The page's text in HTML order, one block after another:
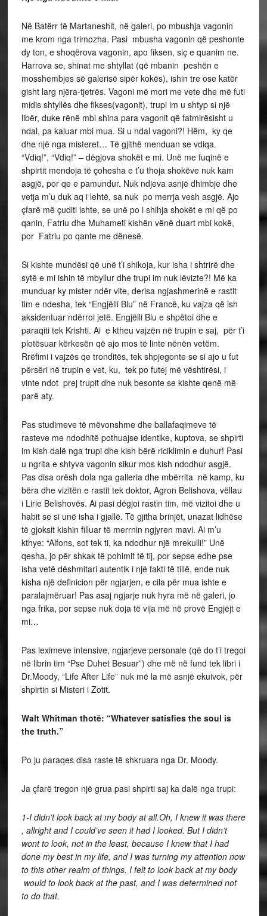
Në Batërr të Martaneshit, në galeri, po mbushja vagonin
me krom nga trimozha. Pasi mbusha vagonin që peshonte
dy ton, e shoqërova vagonin, apo fiksen, siç e quanim ne.
Harrova se, shinat me shtyllat (që mbanin peshën e
mosshembjes së galerisë sipër kokës), ishin tre ose katër
gisht larg njëra-tjetrës. Vagoni më mori me vete dhe më futi
midis shtyllës dhe fikses(vagonit), trupi im u shtyp si një
libër, duke rënë mbi shina para vagonit që fatmirësisht u
ndal, pa kaluar mbi mua. Si u ndal vagoni?! Hëm, ky qe
dhe një nga misteret… Të gjithë menduan se vdiqa.
“Vdiq!”, “Vdiq!” – dëgjova shokët e mi. Unë me fuqinë e
shpirtit mendoja të çohesha e t’u thoja shokëve nuk kam
asgjë, por qe e pamundur. Nuk ndjeva asnjë dhimbje dhe
vetja m’u duk aq i lehtë, sa nuk po merrja vesh asgjë. Ajo
çfarë më çuditi ishte, se unë po i shihja shokët e mi që po
qanin, Fatriu dhe Muhameti kishën vënë duart mbi kokë,
por Fatriu po qante me dënesë.
Si kishte mundësi që unë t’i shikoja, kur isha i shtrirë dhe
sytë e mi ishin të mbyllur dhe trupi im nuk lëvizte?! Më ka
munduar ky mister ndër vite, derisa ngjashmerinë e rastit
tim e ndesha, tek “Engjëlli Blu” në Francë, ku vajza që ish
aksidentuar ndërroi jetë. Engjëlli Blu e shpëtoi dhe e
paraqiti tek Krishti. Ai e ktheu vajzën në trupin e saj, për t’i
plotësuar kërkesën që ajo mos të linte nënën vetëm.
Rrëfimi i vajzës qe tronditës, tek shpjegonte se si ajo u fut
përsëri në trupin e vet, ku, tek po futej më vështirësi, i
vinte ndot prej trupit dhe nuk besonte se kishte qenë më
parë aty.
Pas studimeve të mëvonshme dhe ballafaqimeve të
rasteve me ndodhitë pothuajse identike, kuptova, se shpirti
im kish dalë nga trupi dhe kish bërë riciklimin e duhur! Pasi
u ngrita e shtyva vagonin sikur mos kish ndodhur asgjë.
Pas disa orësh dola nga galleria dhe mbërrita në kamp, ku
bëra dhe vizitën e rastit tek doktor, Agron Belishova, vëllau
i Lirie Belishovës. Ai pasi dëgjoi rastin tim, më vizitoi dhe u
habit se si unë isha i gjallë. Të gjitha brinjët, unazat lidhëse
të gjoksit kishin filluar të merrnin ngjyren mavi. Ai m’u
kthye: “Alfons, sot tek ti, ka ndodhur një mrekulli!” Unë
qesha, jo për shkak të pohimit të tij, por sepse edhe pse
isha vetë dëshmitari autentik i një fakti të tillë, ende nuk
kisha një definicion për ngjarjen, e cila për mua ishte e
paralajmëruar! Pas asaj ngjarje nuk hyra më në galeri, jo
nga frika, por sepse nuk doja të vija më në provë Engjëjt e
mi…
Pas leximeve intensive, ngjarjeve personale (që do t’i tregoi
në librin tim “Pse Duhet Besuar”) dhe më në fund tek libri i
Dr.Moody, “Life After Life” nuk më la më asnjë ekuivok, për
shpirtin si Misteri i Zotit.
Walt Whitman thotë: “Whatever satisfies the soul is
the truth.”
Po ju paraqes disa raste të shkruara nga Dr. Moody.
Ja çfarë tregon një grua pasi shpirti saj ka dalë nga trupi:
1-I didn’t look back at my body at all.Oh, I knew it was there
, allright and I could’ve seen it had I looked. But I didn’t
wont to look, not in the least, because I knew that I had
done my best in my life, and I was turning my attention now
to this other realm of things. I felt to look back at my body
would to look back at the past, and I was determined not
to do that.